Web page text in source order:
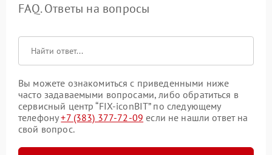
FAQ. Ответы на вопросы
Вы можете ознакомиться с приведенными ниже
часто задаваемыми вопросами, либо обратиться в
сервисный центр “FIX-iconBIT” по следующему
телефону+7 (383) 377-72-09 если не нашли ответ на
свой вопрос.